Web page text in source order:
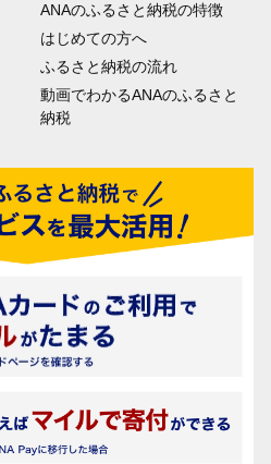
ANAのふるさと納税の特徴
はじめての方へ
ふるさと納税の流れ
動画でわかるANAのふるさと
納税